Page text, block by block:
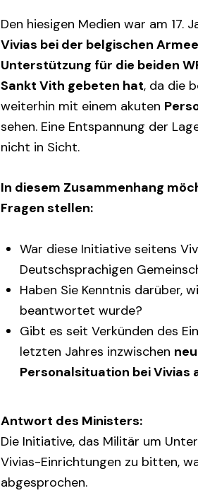
Den hiesigen Medien war am 17.
Vivias bei der belgischen
Unterstützung für die beiden
Sankt Vith gebeten hat, da die
weiterhin mit einem akuten
sehen. Eine Entspannung der
nicht in Sicht.
In diesem Zusammenhang
Fragen stellen:
War diese Initiative seitens
Deutschsprachigen
Haben Sie Kenntnis darüber,
beantwortet wurde?
Gibt es seit Verkünden des
letzten Jahres inzwischen
Personalsituation bei Vivias
Antwort des Ministers:
Die Initiative, das Militär um
Vivias-Einrichtungen zu bitten,
abgesprochen.